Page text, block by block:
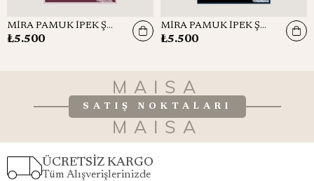
MİRA PAMUK İPEK ŞAL 70*190 CM - GÜL KURUSU
₺5.500
MİRA PAMUK İPEK ŞAL 70*190 CM - LACİVERT
₺5.500
MAISA
SATIŞ NOKTALARI
MAISA
ÜCRETSİZ KARGO
Tüm Alışverişlerinizde